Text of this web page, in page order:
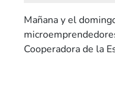
Mañana y el
Cooperadora de la